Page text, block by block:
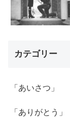
カテゴリー
「あいさつ」
「ありがとう」